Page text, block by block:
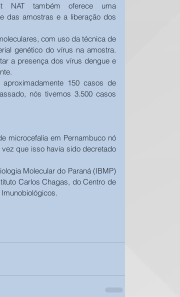
NAT também oferece uma
das amostras e a liberação dos
com uso da técnica de
genético do vírus na amostra.
a presença dos vírus dengue e
150 casos de
nós tivemos 3.500 casos
microcefalia em Pernambuco nó
que isso havia sido decretado
Molecular do Paraná (IBMP)
Carlos Chagas, do Centro de